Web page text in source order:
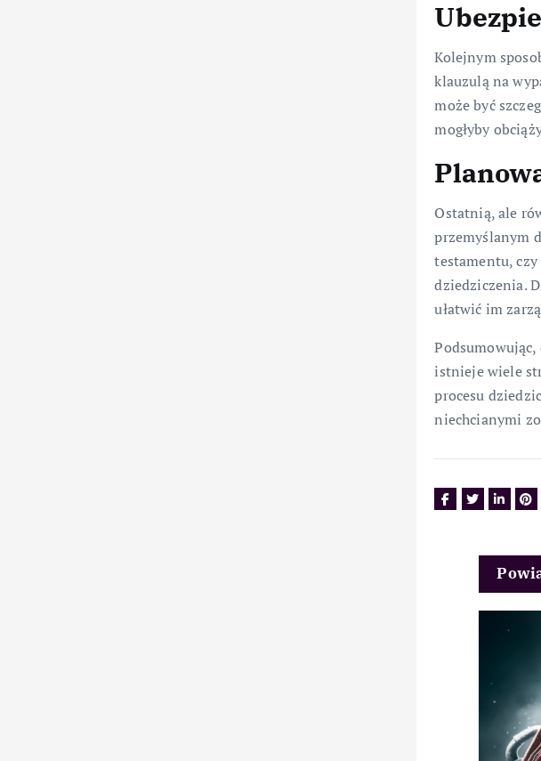
Kolejnym
klauzulą na
może być
mogłyby
Ostatnią, ale
przemyślanym
testamentu,
dziedziczenia.
ułatwić im
istnieje wiele
procesu
niechcianymi